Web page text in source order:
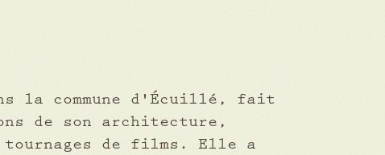
la commune d'Écuillé, fait
de son architecture,
de films. Elle a